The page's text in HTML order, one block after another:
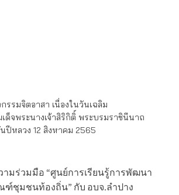
รรมจิตอาสา เนื่องในวันเฉลิม
ด็จพระนางเจ้าสิริกิติ์ พระบรมราชินีนาถ
ปีหลวง 12 สิงหาคม 2565
มร่วมมือ “ศูนย์การเรียนรู้การพัฒนา
ชุมชนท้องถิ่น” กับ อบจ.ลำปาง